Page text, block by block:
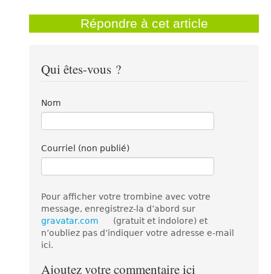
Répondre à cet article
Qui êtes-vous ?
Nom
Courriel (non publié)
Pour afficher votre trombine avec votre
message, enregistrez-la d’abord sur
gravatar.com
(gratuit et indolore) et
n’oubliez pas d’indiquer votre adresse e-mail
ici.
Ajoutez votre commentaire ici